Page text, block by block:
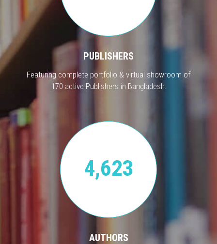
PUBLISHERS
Featuring complete portfolio & virtual showroom of
170 active Publishers in Bangladesh.
4,623
AUTHORS